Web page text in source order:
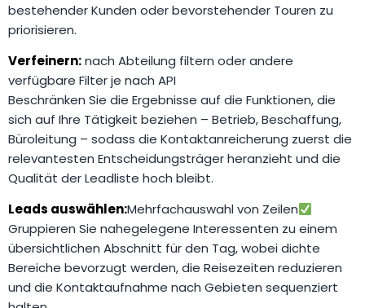
bestehender Kunden oder bevorstehender Touren zu
priorisieren.
Verfeinern:nach Abteilung filtern oder andere
verfügbare Filter je nach API
Beschränken Sie die Ergebnisse auf die Funktionen, die
sich auf Ihre Tätigkeit beziehen – Betrieb, Beschaffung,
Büroleitung – sodass die Kontaktanreicherung zuerst die
relevantesten Entscheidungsträger heranzieht und die
Qualität der Leadliste hoch bleibt.
Leads auswählen:Mehrfachauswahl von Zeilen
Gruppieren Sie nahegelegene Interessenten zu einem
übersichtlichen Abschnitt für den Tag, wobei dichte
Bereiche bevorzugt werden, die Reisezeiten reduzieren
und die Kontaktaufnahme nach Gebieten sequenziert